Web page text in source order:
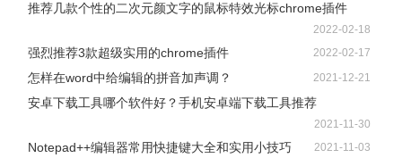
推荐几款个性的二次元颜文字的鼠标特效光标chrome插件
2022-02-18
强烈推荐3款超级实用的chrome插件 2022-02-17
怎样在word中给编辑的拼音加声调？ 2021-12-21
安卓下载工具哪个软件好？手机安卓端下载工具推荐
2021-11-30
Notepad++编辑器常用快捷键大全和实用小技巧 2021-11-03